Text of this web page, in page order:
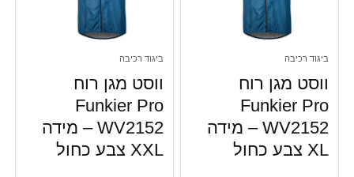
ביגוד רכיבה
ווסט מגן רוח
Funkier Pro
WV2152 – מידה
XL צבע כחול
ביגוד רכיבה
ווסט מגן רוח
Funkier Pro
WV2152 – מידה
XXL צבע כחול